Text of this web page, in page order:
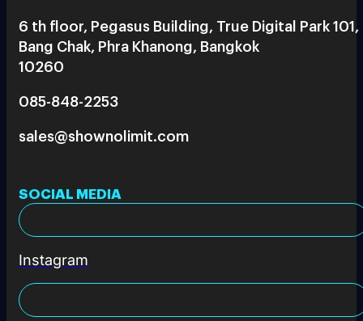
6 th floor, Pegasus Building, True Digital Park 101,
Bang Chak, Phra Khanong, Bangkok
10260
085-848-2253
sales@shownolimit.com
SOCIAL MEDIA
Instagram